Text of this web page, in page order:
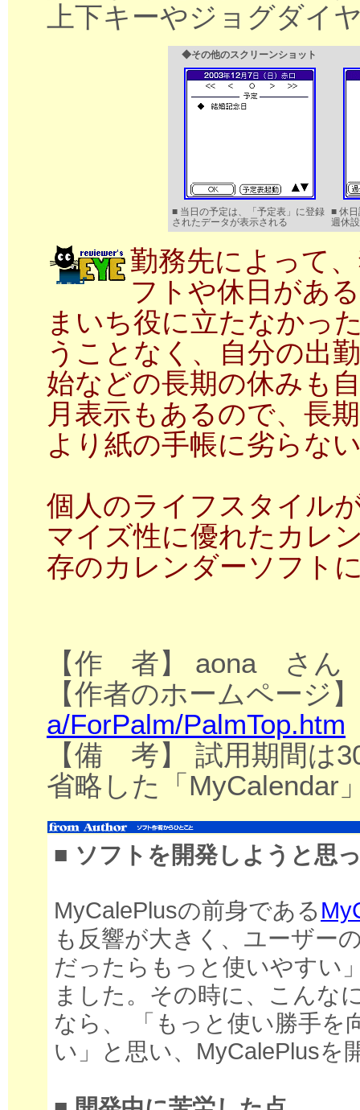
上下キーやジョグダイ
◆その他のスクリーンショット
■ 当日の予定は、「予定表」に登録
されたデータが表示される
■ 休
週休
勤務先によって
フトや休日があ
まいち役に立たなかっ
うことなく、自分の出
始などの長期の休みも
月表示もあるので、長
より紙の手帳に劣らな
個人のライフスタイル
マイズ性に優れたカレ
存のカレンダーソフト
【作 者】 aona さん
【作者のホームページ
a/ForPalm/PalmTop.htm
【備 考】 試用期間は
省略した「MyCalendar
■ ソフトを開発しようと思
MyCalePlusの前身である
も反響が大きく、ユーザー
だったらもっと使いやすい
ました。その時に、こんな
なら、 「もっと使い勝手を
い」と思い、MyCalePlusを